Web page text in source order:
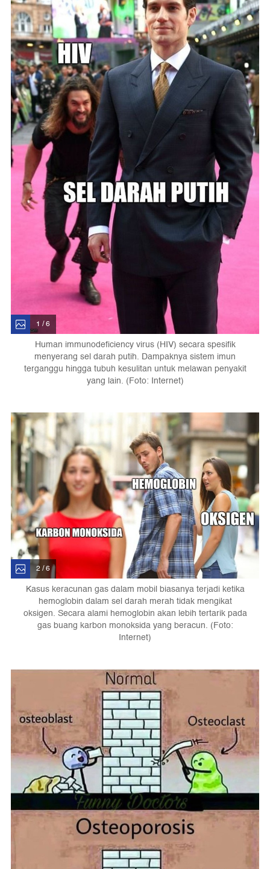
1 / 6
Human immunodeficiency virus (HIV) secara spesifik
menyerang sel darah putih. Dampaknya sistem imun
terganggu hingga tubuh kesulitan untuk melawan penyakit
yang lain. (Foto: Internet)
2 / 6
Kasus keracunan gas dalam mobil biasanya terjadi ketika
hemoglobin dalam sel darah merah tidak mengikat
oksigen. Secara alami hemoglobin akan lebih tertarik pada
gas buang karbon monoksida yang beracun. (Foto:
Internet)